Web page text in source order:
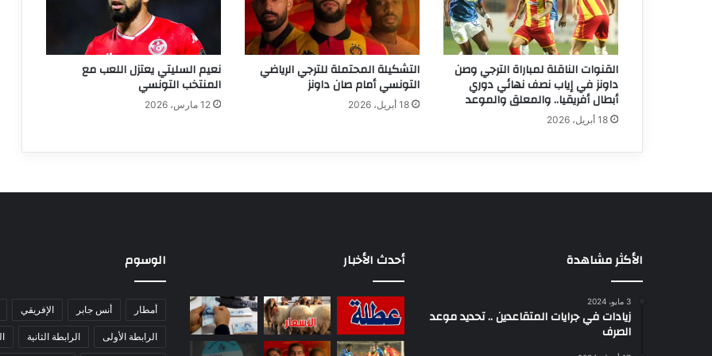
القنوات الناقلة لمباراة الترجي وصن
داونز في إياب نصف نهائي دوري
أبطال أفريقيا.. والمعلق والموعد
18 أبريل، 2026
التشكيلة المحتملة للترجي الرياضي
التونسي أمام صان داونز
18 أبريل، 2026
نعيم السليتي يعتزل اللعب مع
المنتخب التونسي
12 مارس، 2026
الأكثر مشاهدة
3 مايو، 2024
زيادات في جرايات المتقاعدين .. تحديد موعد
الصرف
أحدث الأخبار الوسوم
أمطار أنس جابر الإفريقي
الرابطة الأولى الرابطة الثانية